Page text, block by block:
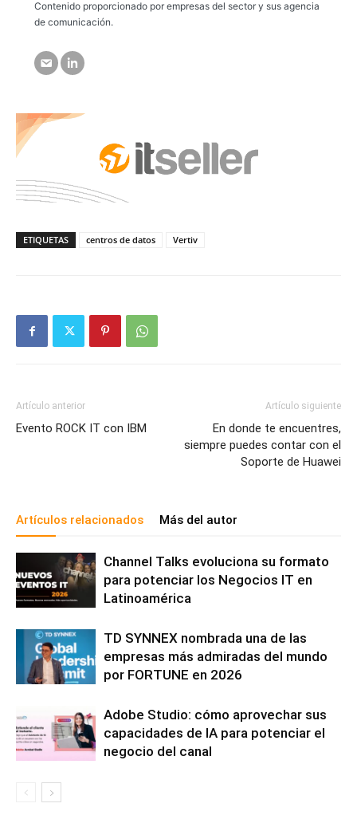
Contenido proporcionado por empresas del sector y sus agencia
de comunicación.
ETIQUETAS centros de datos Vertiv
Artículo anterior
Evento ROCK IT con IBM
Artículo siguiente
En donde te encuentres,
siempre puedes contar con el
Soporte de Huawei
Artículos relacionados Más del autor
Channel Talks evoluciona su formato
para potenciar los Negocios IT en
Latinoamérica
TD SYNNEX nombrada una de las
empresas más admiradas del mundo
por FORTUNE en 2026
Adobe Studio: cómo aprovechar sus
capacidades de IA para potenciar el
negocio del canal